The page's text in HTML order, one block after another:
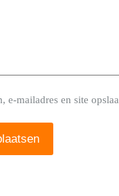
e-mailadres en site